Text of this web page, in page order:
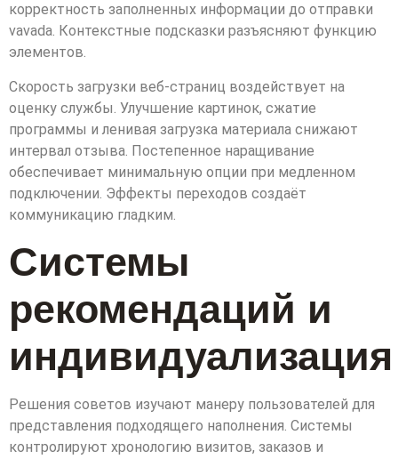
корректность заполненных информации до отправки
vavada. Контекстные подсказки разъясняют функцию
элементов.
Скорость загрузки веб-страниц воздействует на
оценку службы. Улучшение картинок, сжатие
программы и ленивая загрузка материала снижают
интервал отзыва. Постепенное наращивание
обеспечивает минимальную опции при медленном
подключении. Эффекты переходов создаёт
коммуникацию гладким.
Системы
рекомендаций и
индивидуализация
Решения советов изучают манеру пользователей для
представления подходящего наполнения. Системы
контролируют хронологию визитов, заказов и